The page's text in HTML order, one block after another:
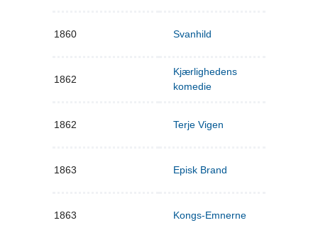
1860 Svanhild
1862
Kjærlighedens
komedie
1862 Terje Vigen
1863 Episk Brand
1863 Kongs-Emnerne